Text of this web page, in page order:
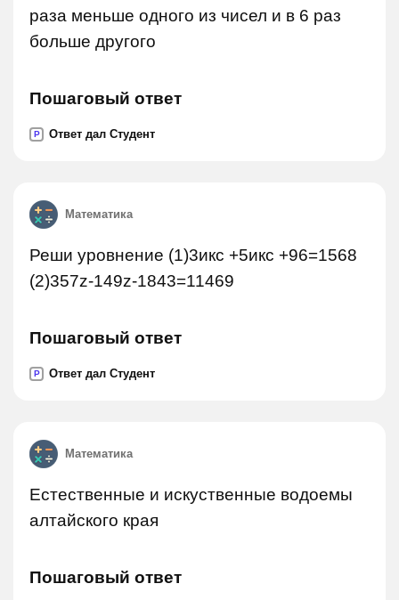
раза меньше одного из чисел и в 6 раз
больше другого
Пошаговый ответ
P Ответ дал Студент
Математика
Реши уровнение (1)3икс +5икс +96=1568
(2)357z-149z-1843=11469
Пошаговый ответ
P Ответ дал Студент
Математика
Естественные и искуственные водоемы
алтайского края
Пошаговый ответ